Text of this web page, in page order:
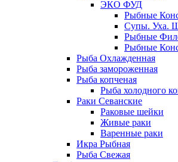
ЭКО ФУД
Рыбные
Супы. Уха.
Рыбные
Рыбные
Рыба Охлажденная
Рыба замороженная
Рыба копченая
Рыба холодного
Раки Севанские
Раковые шейки
Живые раки
Варенные раки
Икра Рыбная
Рыба Свежая